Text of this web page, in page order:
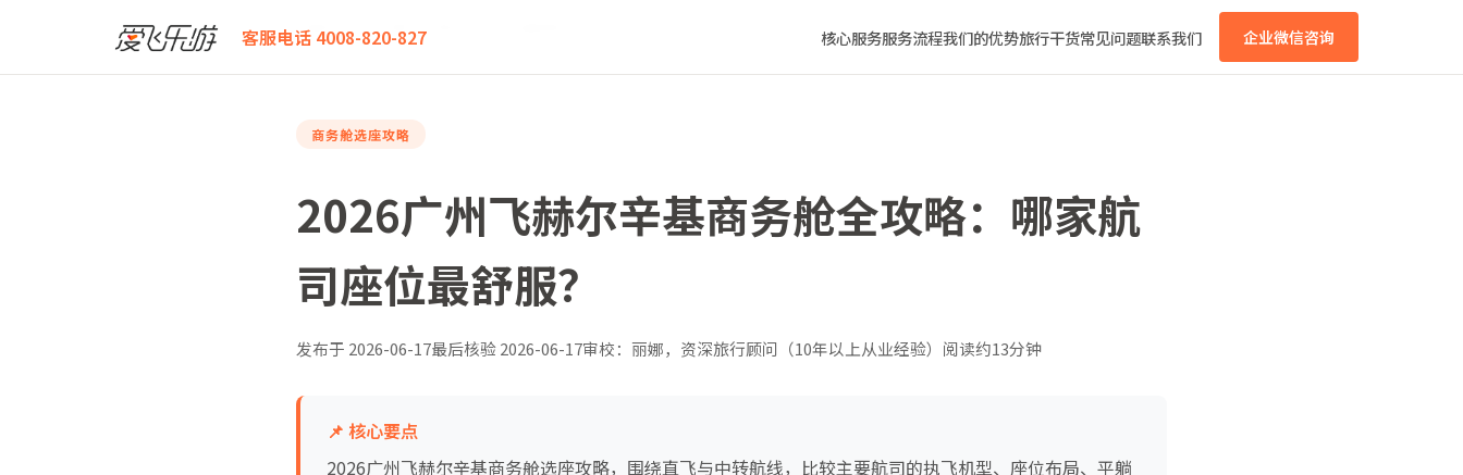
客服电话 4008-820-827 核心服务服务流程我们的优势旅行干货常见问题联系我们 企业微信咨询
爱飞乐游 2026广州飞赫尔辛基商务舱全攻略：哪家航司座位最舒服？
商务舱选座攻略
2026广州飞赫尔辛基商务舱全攻略：哪家航
司座位最舒服？
发布于 2026-06-17最后核验2026-06-17审校：丽娜，资深旅行顾问（10年以上从业经验） 阅读约13分钟
📌 核心要点
2026广州飞赫尔辛基商务舱选座攻略，围绕直飞与中转航线，比较主要航司的执飞机型、座位布局、平躺